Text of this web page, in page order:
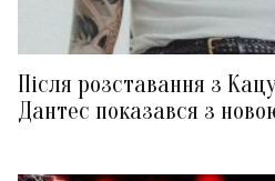
Після розставання з
Дантес показався з